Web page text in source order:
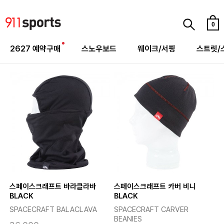
0
2627 예약구매 스노우보드 웨이크/서핑 스트릿/
스페이스크래프트 바라클라바
BLACK
SPACECRAFT BALACLAVA
스페이스크래프트 카버 비니
BLACK
SPACECRAFT CARVER
BEANIES